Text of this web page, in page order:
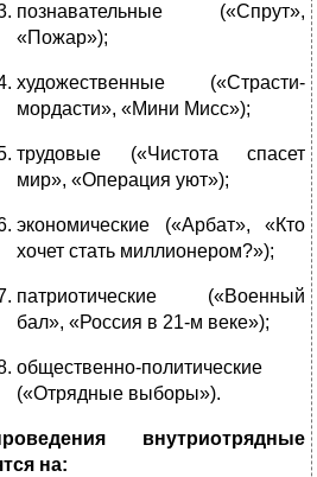
познавательные («Спрут»,
«Пожар»);
художественные («Страсти-
мордасти», «Мини Мисс»);
трудовые («Чистота спасет
мир», «Операция уют»);
экономические («Арбат», «Кто
хочет стать миллионером?»);
патриотические («Военный
бал», «Россия в 21-м веке»);
общественно-политические
(«Отрядные выборы»).
внутриотрядные
на: